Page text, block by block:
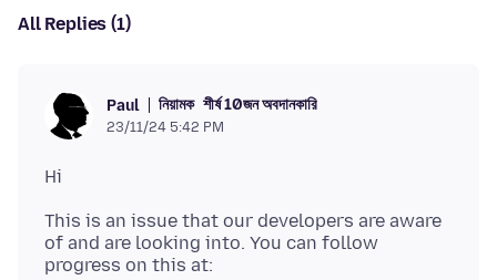
All Replies (1)
Paul নিয়ামক শীর্ষ 10জন অবদানকারি
23/11/24 5:42 PM
This is an issue that our developers are aware
of and are looking into. You can follow